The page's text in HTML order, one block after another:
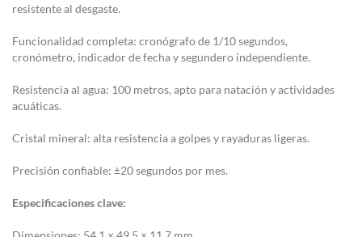
resistente al desgaste.
Funcionalidad completa: cronógrafo de 1/10 segundos,
cronómetro, indicador de fecha y segundero independiente.
Resistencia al agua: 100 metros, apto para natación y actividades
acuáticas.
Cristal mineral: alta resistencia a golpes y rayaduras ligeras.
Precisión confiable: ±20 segundos por mes.
Especificaciones clave: